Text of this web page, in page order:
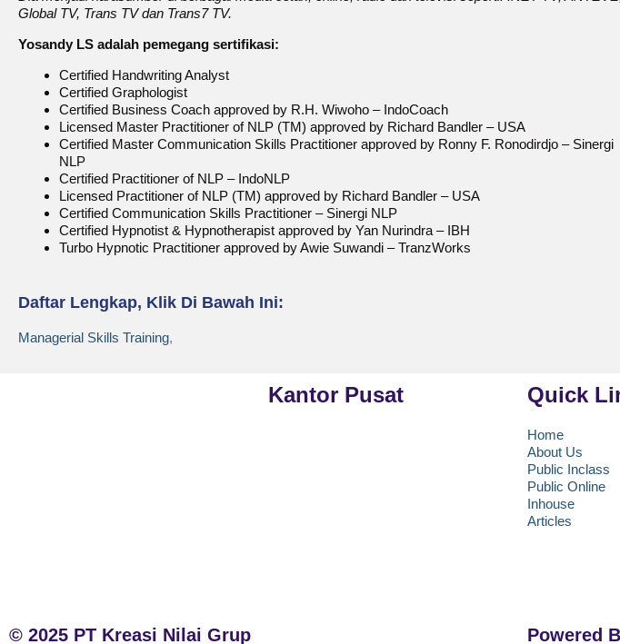
Global TV, Trans TV dan Trans7 TV.
Yosandy LS adalah pemegang sertifikasi:
Certified Handwriting Analyst
Certified Graphologist
Certified Business Coach approved by R.H. Wiwoho – IndoCoach
Licensed Master Practitioner of NLP (TM) approved by Richard Bandler – USA
Certified Master Communication Skills Practitioner approved by Ronny F. Ronodirdjo – Sinergi
NLP
Certified Practitioner of NLP – IndoNLP
Licensed Practitioner of NLP (TM) approved by Richard Bandler – USA
Certified Communication Skills Practitioner – Sinergi NLP
Certified Hypnotist & Hypnotherapist approved by Yan Nurindra – IBH
Turbo Hypnotic Practitioner approved by Awie Suwandi – TranzWorks
Daftar Lengkap, Klik Di Bawah Ini:
Managerial Skills Training,
Kantor Pusat Quick
Home
About Us
Public Inclass
Public Online
Inhouse
Articles
© 2025 PT Kreasi Nilai Grup Powered